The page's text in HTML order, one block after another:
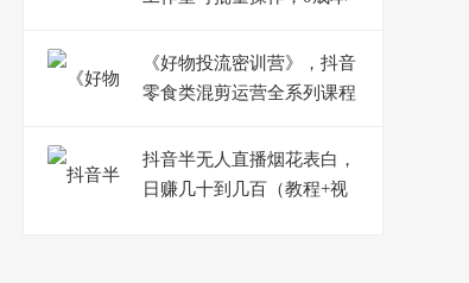
《好物投流密训营》，抖音
零食类混剪运营全系列课程
抖音半无人直播烟花表白，
日赚几十到几百（教程+视